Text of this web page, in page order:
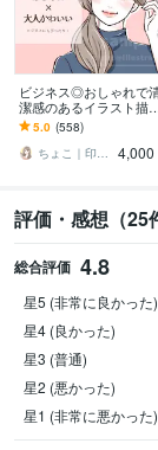
ビジネス◎おしゃれで
潔感のあるイラスト描き
ます 大人かわいいアイコ
ンで信頼度UP！インス
タ・ココナラ用に
5.0 (558)
ちょこ｜印象と信頼を形にするアイコン職人
4,000
評価・感想（25
総合評価 4.8
星5 (非常に良かった)
星4 (良かった)
星3 (普通)
星2 (悪かった)
星1 (非常に悪かった)